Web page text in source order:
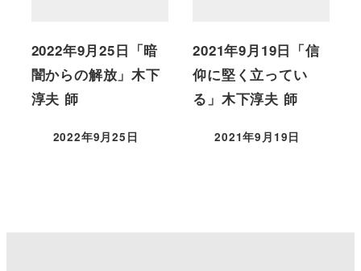
2022年9月25日「暗
闇からの解放」木下
淳夫 師
2022年9月25日
2021年9月19日「信
仰に堅く立ってい
る」木下淳夫 師
2021年9月19日